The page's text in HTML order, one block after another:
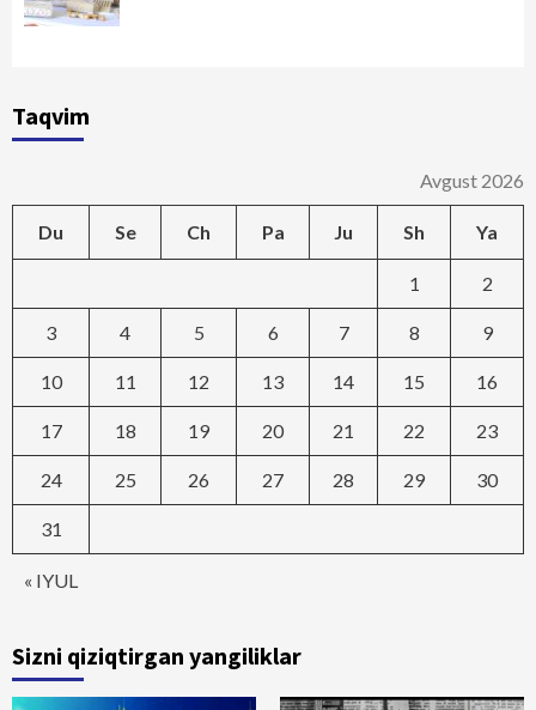
Taqvim
Avgust 2026
Du Se Ch Pa Ju Sh Ya
« IYUL
1 2
3 4 5 6 7 8 9
10 11 12 13 14 15 16
17 18 19 20 21 22 23
24 25 26 27 28 29 30
31
Sizni qiziqtirgan yangiliklar